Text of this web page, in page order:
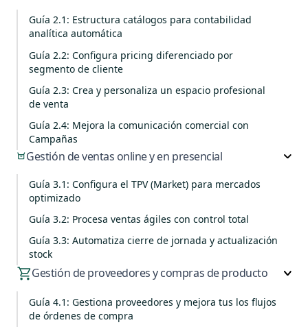
Guía 2.1: Estructura catálogos para contabilidad
analítica automática
Guía 2.2: Configura pricing diferenciado por
segmento de cliente
Guía 2.3: Crea y personaliza un espacio profesional
de venta
Guía 2.4: Mejora la comunicación comercial con
Campañas
Gestión de ventas online y en presencial
Guía 3.1: Configura el TPV (Market) para mercados
optimizado
Guía 3.2: Procesa ventas ágiles con control total
Guía 3.3: Automatiza cierre de jornada y actualización
stock
Gestión de proveedores y compras de producto
Guía 4.1: Gestiona proveedores y mejora tus los flujos
de órdenes de compra